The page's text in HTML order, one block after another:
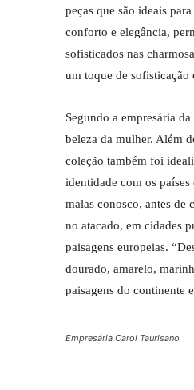
peças que são ideais
conforto e elegância,
sofisticados nas
um toque de sofisticação
Segundo a empresária
beleza da mulher. Além
coleção também foi
identidade com os países
malas conosco, antes de
no atacado, em cidades
paisagens europeias.
dourado, amarelo,
paisagens do continente
Empresária Carol Taurisano